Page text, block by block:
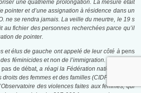
une quatrième prolongation. La mesure était
pointer et d’une assignation à résidence dans un
ne se rendra jamais.La veille du meurtre, le 19 s
au fichier des personnes recherchées parce qu’il
de pointer.
et élus de gauche ont appelé de leur côté à pens
féminicides et non de l’immigration.
de débat, a réagi la Fédération nationale de c
des femmes et des familles (CIDFF).
des violences faites aux femmes, qui